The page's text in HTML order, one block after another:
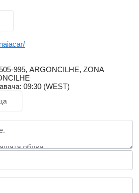
995, ARGONCILHE, ZONA
09:30 (WEST)